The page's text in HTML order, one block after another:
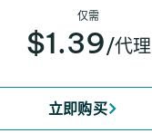
仅需
$1.39/代理
立即购买